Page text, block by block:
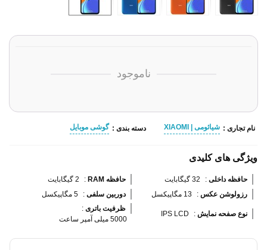
ناموجود
نام تجاری : شیائومی | XIAOMI دسته بندی : گوشی موبایل
ویژگی های کلیدی
حافظه داخلی : 32 گیگابایت حافظه RAM :
2 گیگابایت
رزولوشن عکس : 13 مگاپیکسل دوربین سلفی : 5 مگاپیکسل
نوع صفحه نمایش :
IPS LCD
ظرفیت باتری :
5000 میلی آمپر ساعت